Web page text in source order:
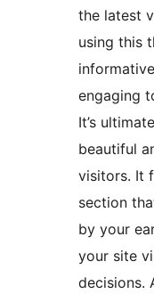
the latest
using this
engaging
It’s
beautiful
visitors. It
section
by your
your site
decisions.